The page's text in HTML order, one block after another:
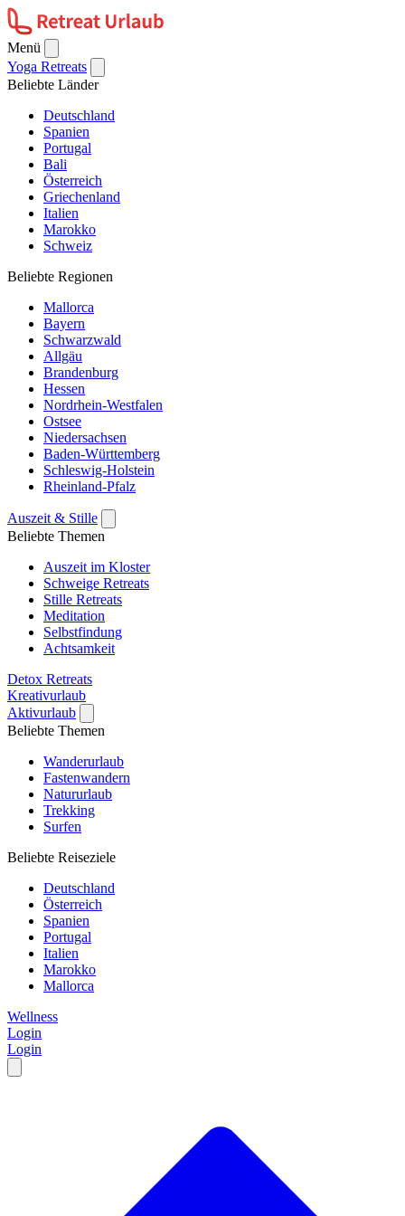
Menü
Yoga Retreats
Beliebte Länder
Deutschland
Spanien
Portugal
Bali
Österreich
Griechenland
Italien
Marokko
Schweiz
Beliebte Regionen
Mallorca
Bayern
Schwarzwald
Allgäu
Brandenburg
Hessen
Nordrhein-Westfalen
Ostsee
Niedersachsen
Baden-Württemberg
Schleswig-Holstein
Rheinland-Pfalz
Auszeit & Stille
Beliebte Themen
Auszeit im Kloster
Schweige Retreats
Stille Retreats
Meditation
Selbstfindung
Achtsamkeit
Detox Retreats
Kreativurlaub
Aktivurlaub
Beliebte Themen
Wanderurlaub
Fastenwandern
Natururlaub
Trekking
Surfen
Beliebte Reiseziele
Deutschland
Österreich
Spanien
Portugal
Italien
Marokko
Mallorca
Wellness
Login
Login